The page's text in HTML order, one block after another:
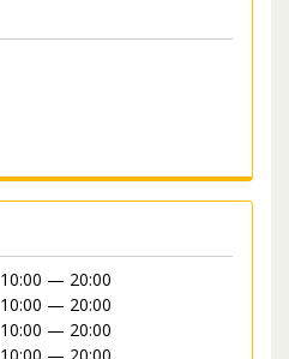
10:00 — 20:00
10:00 — 20:00
10:00 — 20:00